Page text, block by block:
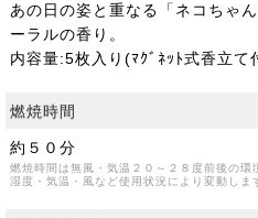
あの日の姿と重なる「ネコちゃ
ーラルの香り。
内容量:5枚入り(ﾏｸﾞﾈｯﾄ式香立て
燃焼時間
約５０分
燃焼時間は無風・気温２０～２８度前後の環
湿度・気温・風など使用状況により変動しま